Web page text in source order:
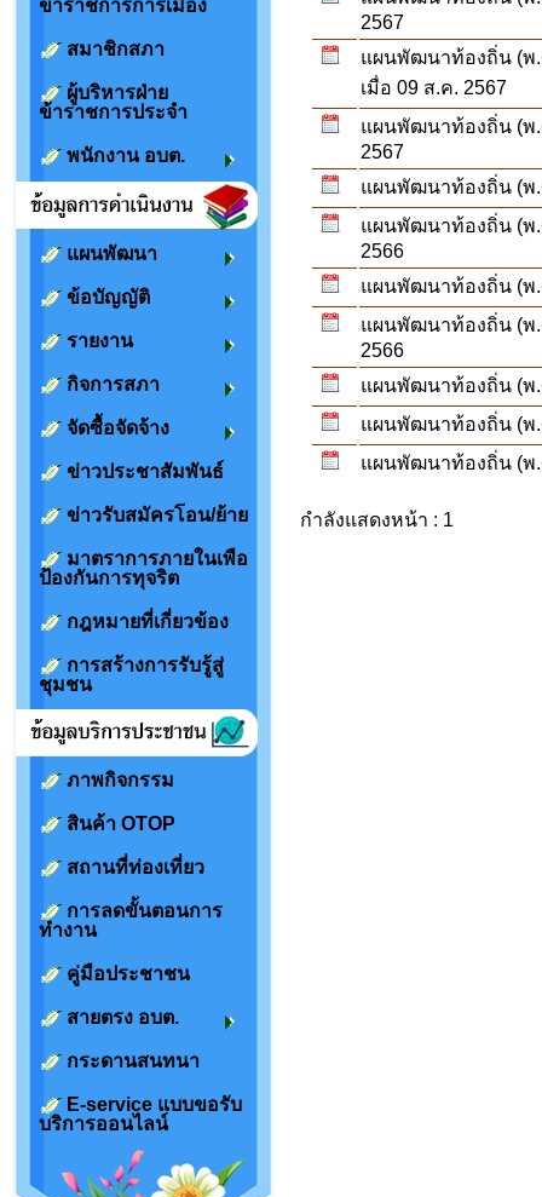
ข้าราชการการเมือง
สมาชิกสภา
ผู้บริหารฝ่าย
ข้าราชการประจำ
พนักงาน อบต.
แผนพัฒนา
ข้อบัญญัติ
รายงาน
กิจการสภา
จัดซื้อจัดจ้าง
ข่าวประชาสัมพันธ์
ข่าวรับสมัครโอน/ย้าย
มาตราการภายในเพือ
ป้องกันการทุจริต
กฎหมายที่เกี่ยวข้อง
การสร้างการรับรู้สู่
ชุมชน
ภาพกิจกรรม
สินค้า OTOP
สถานที่ท่องเที่ยว
การลดขั้นตอนการ
ทำงาน
คู่มือประชาชน
สายตรง อบต.
กระดานสนทนา
E-service แบบขอรับ
บริการออนไลน์
2567
แผนพัฒนาท้องถิ่น (พ
เมื่อ 09 ส.ค. 2567
แผนพัฒนาท้องถิ่น (พ
2567
แผนพัฒนาท้องถิ่น (พ
แผนพัฒนาท้องถิ่น (พ
2566
แผนพัฒนาท้องถิ่น (พ
แผนพัฒนาท้องถิ่น (พ
2566
แผนพัฒนาท้องถิ่น (พ
แผนพัฒนาท้องถิ่น (พ
แผนพัฒนาท้องถิ่น (พ.
กำลังแสดงหน้า : 1